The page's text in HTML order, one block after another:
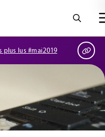
plus lus #mai2019